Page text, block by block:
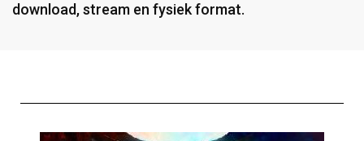
download, stream en fysiek format.